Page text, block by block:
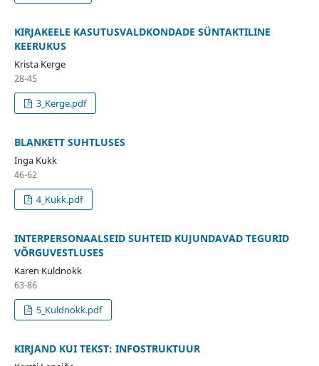
KIRJAKEELE KASUTUSVALDKONDADE SÜNTAKTILINE
KEERUKUS
Krista Kerge
28-45
3_Kerge.pdf
BLANKETT SUHTLUSES
Inga Kukk
46-62
4_Kukk.pdf
INTERPERSONAALSEID SUHTEID KUJUNDAVAD TEGURID
VÕRGUVESTLUSES
Karen Kuldnokk
63-86
5_Kuldnokk.pdf
KIRJAND KUI TEKST: INFOSTRUKTUUR